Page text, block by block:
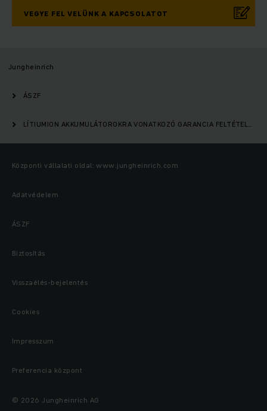
VEGYE FEL VELÜNK A KAPCSOLATOT
Jungheinrich
ÁSZF
LÍTIUMION AKKUMULÁTOROKRA VONATKOZÓ GARANCIA FELTÉTELEK
Központi vállalati oldal: www.jungheinrich.com
Adatvédelem
ÁSZF
Biztosítás
Visszaélés-bejelentés
Cookies
Impresszum
Preferencia központ
© 2026 Jungheinrich AG